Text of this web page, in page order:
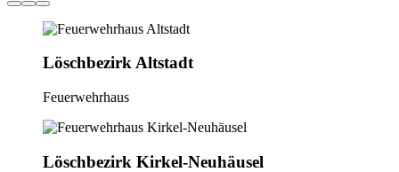
Löschbezirk Altstadt
Feuerwehrhaus
Löschbezirk Kirkel-Neuhäusel